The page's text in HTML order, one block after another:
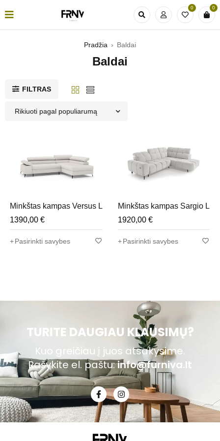
0 0
Pradžia › Baldai
Baldai
FILTRAS
Rikiuoti pagal populiarumą
Minkštas kampas Versus L
1390,00 €
Pasirinkti savybes
Minkštas kampas Sargio L
1920,00 €
Pasirinkti savybes
TURITE DAUGIAU KLAUSIMŲ?
Kuo greičiau į juos atsakysime.
Rašykite el. paštu:info@furniva.lt